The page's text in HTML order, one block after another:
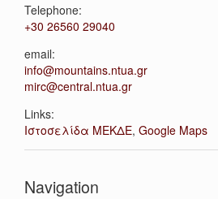
Telephone:
+30 26560 29040
email:
info@mountains.ntua.gr
mirc@central.ntua.gr
Links:
Ιστοσελίδα ΜΕΚΔΕ, Google Maps
Navigation